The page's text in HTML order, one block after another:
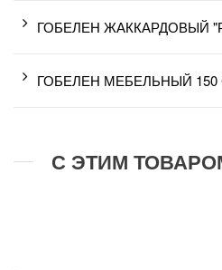
ГОБЕЛЕН ЖАККАРДОВЫЙ
ГОБЕЛЕН МЕБЕЛЬНЫЙ 150
С ЭТИМ